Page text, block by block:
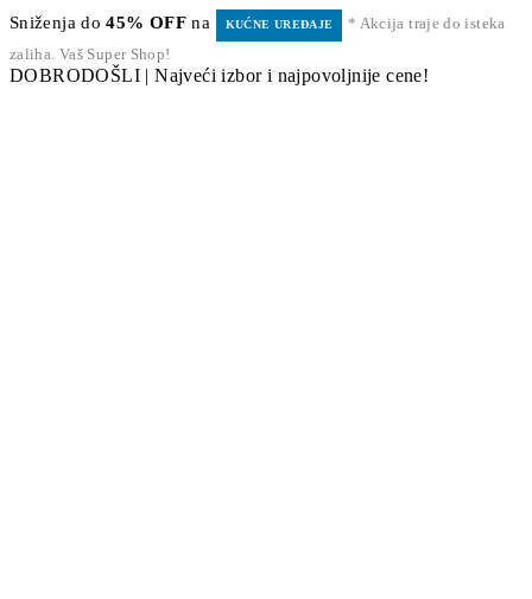
Sniženja do45% OFF na KUĆNE UREĐAJE
* Akcija traje do isteka
zaliha. Vaš Super Shop!
DOBRODOŠLI | Najveći izbor i najpovoljnije cene!